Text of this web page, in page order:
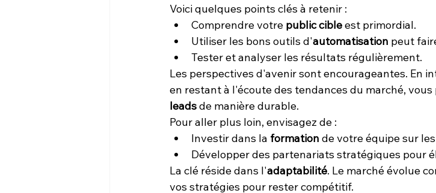
Voici quelques points clés à retenir :
Comprendre votre public cible est primordial.
Utiliser les bons outils d'automatisation peut
Tester et analyser les résultats régulièrement.
Les perspectives d'avenir sont encourageantes. En
en restant à l'écoute des tendances du marché,
leads de manière durable.
Pour aller plus loin, envisagez de :
Investir dans la formation de votre équipe sur
Développer des partenariats stratégiques pour
La clé réside dans l'adaptabilité. Le marché évolue
vos stratégies pour rester compétitif.